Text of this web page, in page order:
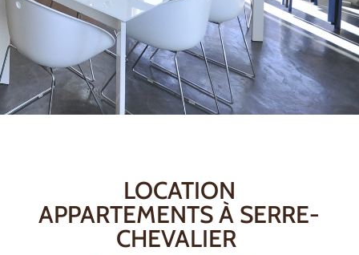
LOCATION
APPARTEMENTS À SERRE-
CHEVALIER